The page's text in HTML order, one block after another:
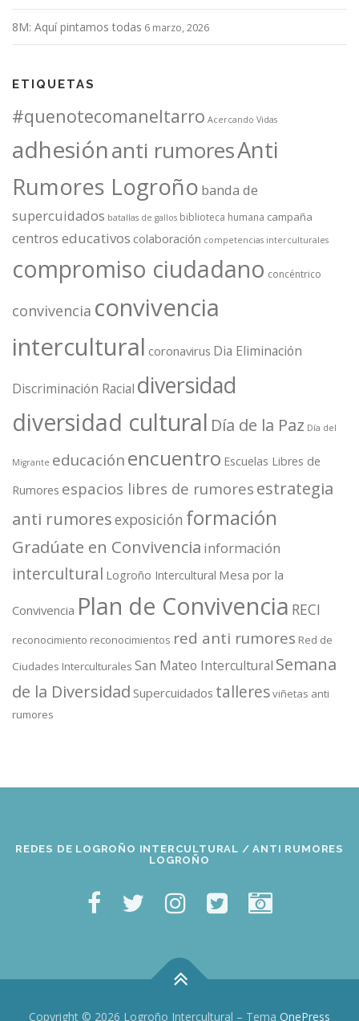
8M: Aquí pintamos todas 6 marzo, 2026
ETIQUETAS
#quenotecomaneltarro Acercando Vidas
adhesiónanti rumoresAnti
Rumores Logroño banda de
supercuidados batallas de gallos biblioteca humana campaña
centros educativos colaboración competencias interculturales
compromiso ciudadano concéntrico
convivencia convivencia
intercultural coronavirus Dia Eliminación
Discriminación Racial diversidad
diversidad cultural Día de la Paz Día del
Migrante educaciónencuentro Escuelas Libres de
Rumores espacios libres de rumores estrategia
anti rumoresexposición formación
Gradúate en Convivencia información
intercultural Logroño Intercultural Mesa por la
Convivencia Plan de Convivencia RECI
reconocimiento reconocimientos red anti rumores Red de
Ciudades Interculturales San Mateo Intercultural Semana
de la Diversidad Supercuidados talleresviñetas anti
rumores
REDES DE LOGROÑO INTERCULTURAL / ANTI RUMORES
LOGROÑO
Copyright © 2026 Logroño Intercultural – Tema OnePress